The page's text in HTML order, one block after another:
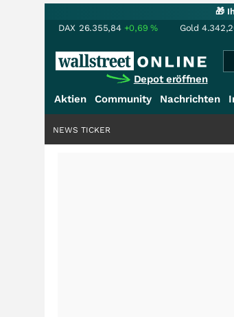
🎁
DAX 26.355,84 +0,69% Gold
Depot eröffnen
Aktien Community Nachrichten
NEWS TICKER